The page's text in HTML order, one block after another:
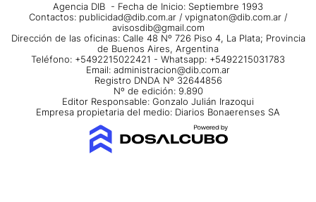
Agencia DIB - Fecha de Inicio: Septiembre 1993
Contactos: publicidad@dib.com.ar / vpignaton@dib.com.ar /
avisosdib@gmail.com
Dirección de las oficinas: Calle 48 Nº 726 Piso 4, La Plata; Provincia
de Buenos Aires, Argentina
Teléfono: +5492215022421 - Whatsapp: +5492215031783
Email: administracion@dib.com.ar
Registro DNDA Nº 32644856
Nº de edición: 9.890
Editor Responsable: Gonzalo Julián Irazoqui
Empresa propietaria del medio: Diarios Bonaerenses SA